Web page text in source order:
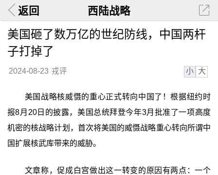
返回 西陆战略
美国砸了数万亿的世纪防线，中国两杆
子打掉了
2024-08-23 戎评 小 大
美国战略核威慑的重心正式转向中国了！根据纽约时
报8月20日的披露，美国总统拜登今年3月批准了一项高度
机密的核战略计划，首次将美国的威慑战略重心转向所谓中
国扩展核武库带来的威胁。
文章称，促成白宫做出这一转变的原因有两点：一个